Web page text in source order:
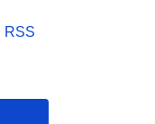
RSS